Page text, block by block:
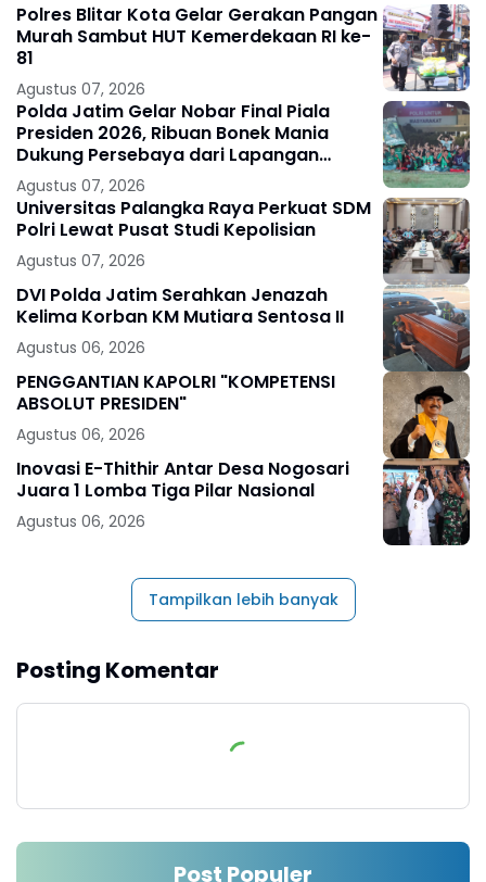
Polres Blitar Kota Gelar Gerakan Pangan
Murah Sambut HUT Kemerdekaan RI ke-
81
Agustus 07, 2026
Polda Jatim Gelar Nobar Final Piala
Presiden 2026, Ribuan Bonek Mania
Dukung Persebaya dari Lapangan
Mapolda
Agustus 07, 2026
Universitas Palangka Raya Perkuat SDM
Polri Lewat Pusat Studi Kepolisian
Agustus 07, 2026
DVI Polda Jatim Serahkan Jenazah
Kelima Korban KM Mutiara Sentosa II
Agustus 06, 2026
PENGGANTIAN KAPOLRI "KOMPETENSI
ABSOLUT PRESIDEN"
Agustus 06, 2026
Inovasi E-Thithir Antar Desa Nogosari
Juara 1 Lomba Tiga Pilar Nasional
Agustus 06, 2026
Tampilkan lebih banyak
Posting Komentar
Post Populer